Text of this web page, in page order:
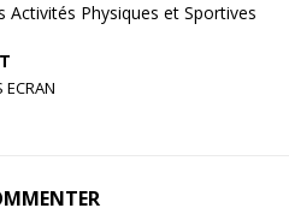
Activités Physiques et Sportives
ECRAN